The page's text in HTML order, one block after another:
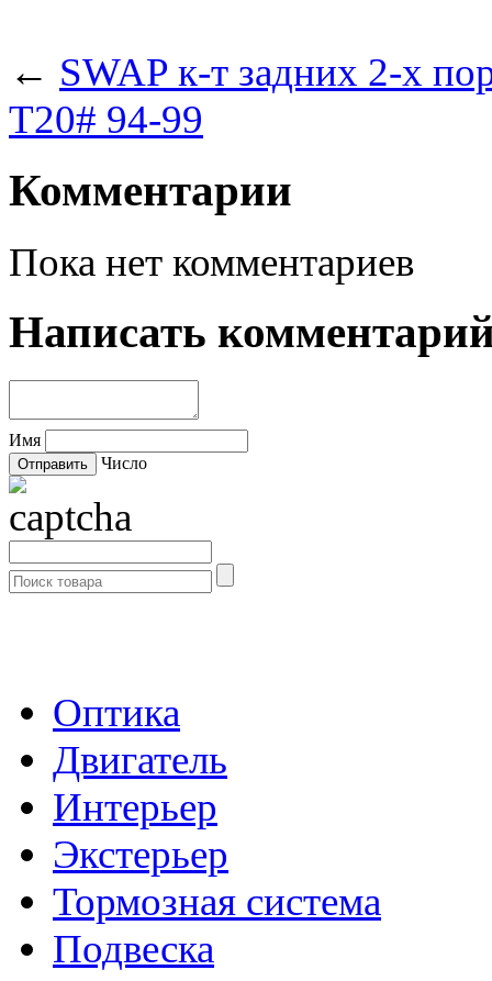
← SWAP к-т задних 2-х
T20# 94-99
Комментарии
Пока нет комментариев
Написать
Имя
Число
Оптика
Двигатель
Интерьер
Экстерьер
Тормозная система
Подвеска